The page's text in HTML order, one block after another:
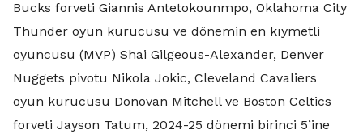
Bucks forveti Giannis Antetokounmpo, Oklahoma City
Thunder oyun kurucusu ve dönemin en kıymetli
oyuncusu (MVP) Shai Gilgeous-Alexander, Denver
Nuggets pivotu Nikola Jokic, Cleveland Cavaliers
oyun kurucusu Donovan Mitchell ve Boston Celtics
forveti Jayson Tatum, 2024-25 dönemi birinci 5’ine